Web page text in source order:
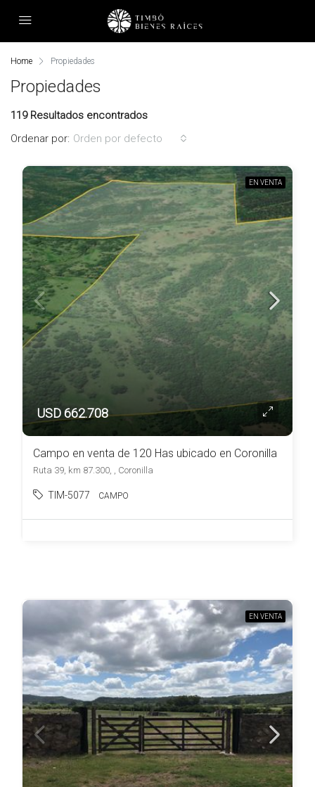
Home Propiedades
Propiedades
119 Resultados encontrados
Ordenar por: Orden por defecto
EN VENTA
USD 662.708
Campo en venta de 120 Has ubicado en Coronilla
Ruta 39, km 87.300, , Coronilla
TIM-5077 CAMPO
EN VENTA